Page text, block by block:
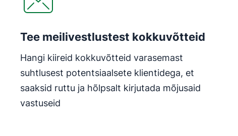
Tee meilivestlustest kokkuvõtteid
Hangi kiireid kokkuvõtteid varasemast
suhtlusest potentsiaalsete klientidega, et
saaksid ruttu ja hõlpsalt kirjutada mõjusaid
vastuseid